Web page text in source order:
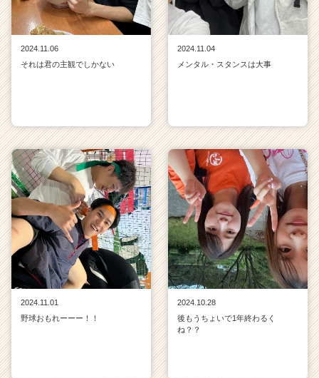
2024.11.06
それは君の主観でしかない
2024.11.04
メンタル・スタンスは大事
2024.11.01
野球おもれーーー！！
2024.10.28
後もうちょいで1年終わるく
ね？？